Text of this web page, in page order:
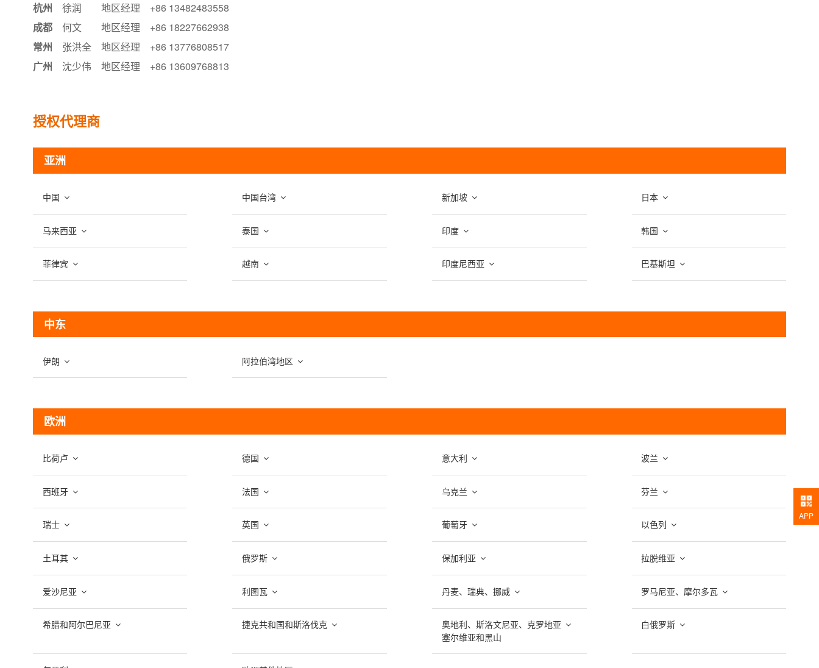
杭州
徐润 地区经理
+86 13482483558
成都
何文 地区经理
+86 18227662938
常州
张洪全 地区经理
+86 13776808517
广州
沈少伟 地区经理 +86 13609768813
授权代理商
亚洲
中国 中国台湾 新加坡 日本
马来西亚 泰国 印度 韩国
菲律宾 越南 印度尼西亚 巴基斯坦
中东
伊朗 阿拉伯湾地区
欧洲
比荷卢 德国 意大利 波兰
西班牙 法国 乌克兰 芬兰
瑞士 英国 葡萄牙 以色列
土耳其 俄罗斯 保加利亚 拉脱维亚
爱沙尼亚 利图瓦 丹麦、瑞典、挪威 罗马尼亚、摩尔多瓦
希腊和阿尔巴尼亚 捷克共和国和斯洛伐克 奥地利、斯洛文尼亚、 克罗地亚
塞尔维亚和黑山
白俄罗斯
APP